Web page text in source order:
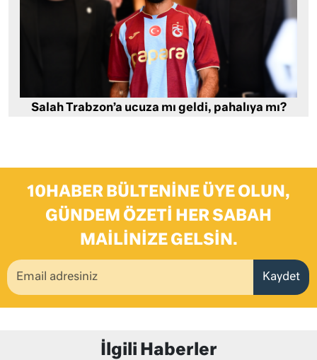
Salah Trabzon’a ucuza mı geldi, pahalıya mı?
10HABER BÜLTENINE ÜYE OLUN,
GÜNDEM ÖZETI HER SABAH
MAILINIZE GELSIN.
Kaydet
İlgili Haberler